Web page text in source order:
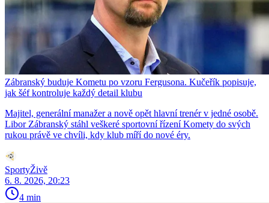
Zábranský buduje Kometu po vzoru Fergusona. Kučeřík popisuje,
jak šéf kontroluje každý detail klubu
Majitel, generální manažer a nově opět hlavní trenér v jedné osobě.
Libor Zábranský stáhl veškeré sportovní řízení Komety do svých
rukou právě ve chvíli, kdy klub míří do nové éry.
SportyŽivě
6. 8. 2026, 20:23
4 min